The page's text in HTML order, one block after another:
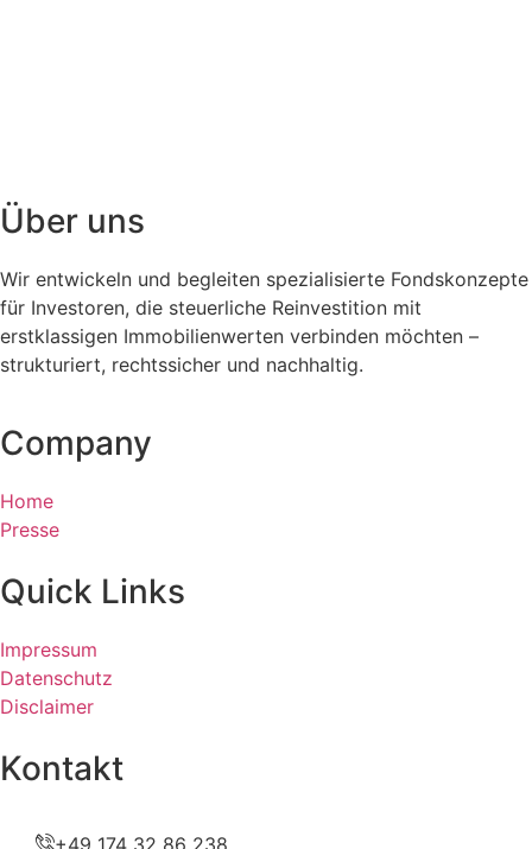
Über uns
Wir entwickeln und begleiten spezialisierte Fondskonzepte
für Investoren, die steuerliche Reinvestition mit
erstklassigen Immobilienwerten verbinden möchten –
strukturiert, rechtssicher und nachhaltig.
Company
Home
Presse
Quick Links
Impressum
Datenschutz
Disclaimer
Kontakt